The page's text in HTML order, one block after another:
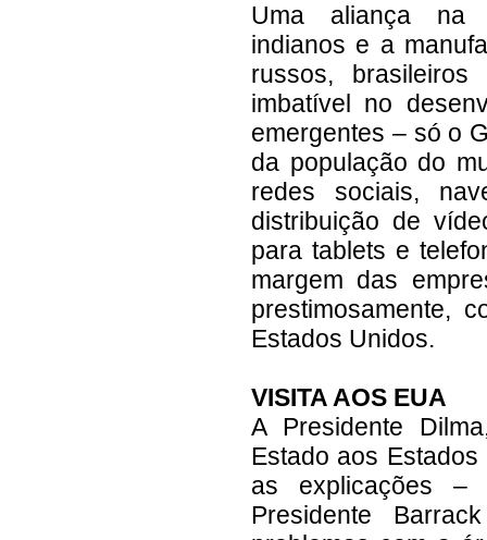
Uma aliança na
indianos e a
russos, brasileiros
imbatível no
emergentes – só o
da população do
redes sociais,
distribuição de
para tablets e
margem das
prestimosamente,
Estados Unidos.
VISITA AOS EUA
A Presidente
Estado aos
as explicações
Presidente